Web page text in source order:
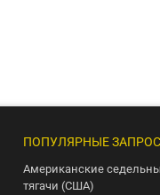
ПОПУЛЯРНЫЕ
Американские
тягачи (США)